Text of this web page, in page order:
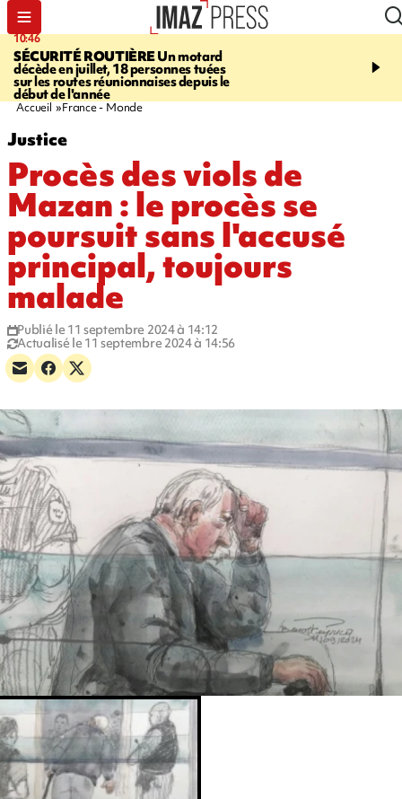
10:46
SÉCURITÉ ROUTIÈREUn motard
décède en juillet, 18 personnes tuées
sur les routes réunionnaises depuis le
début de l'année
13:49
mineurs - un courrier
Accueil France - Monde
Justice
Procès des viols de
Mazan : le procès se
poursuit sans l'accusé
principal, toujours
malade
Publié le 11 septembre 2024 à 14:12
Actualisé le 11 septembre 2024 à 14:56